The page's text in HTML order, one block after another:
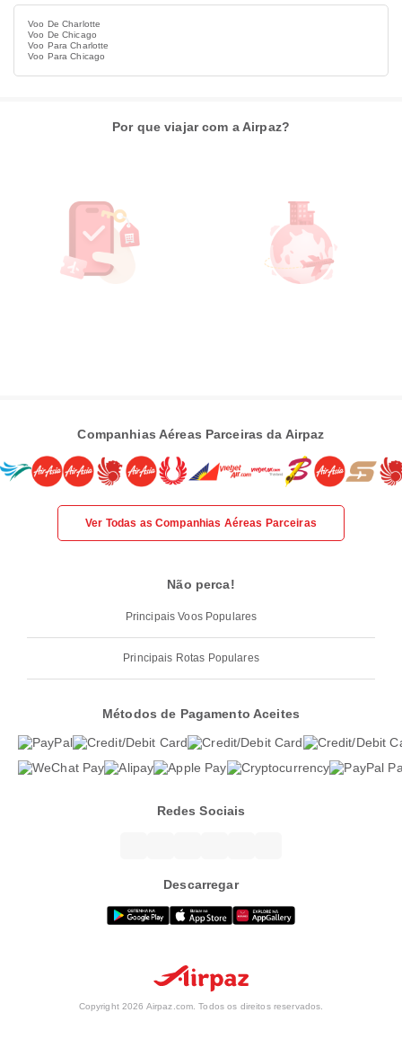
Voo De Charlotte
Voo De Chicago
Voo Para Charlotte
Voo Para Chicago
Por que viajar com a Airpaz?
Companhias Aéreas Parceiras da Airpaz
Ver Todas as Companhias Aéreas Parceiras
Não perca!
Principais Voos Populares
Principais Rotas Populares
Métodos de Pagamento Aceites
Redes Sociais
Descarregar
Copyright 2026 Airpaz.com. Todos os direitos reservados.